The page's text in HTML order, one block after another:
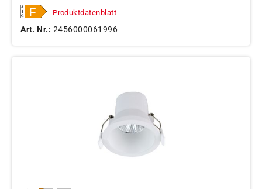
Produktdatenblatt
Art. Nr.: 2456000061996